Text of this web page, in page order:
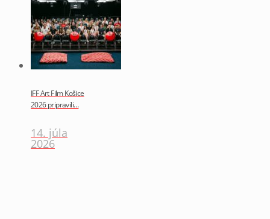
IFF Art Film Košice
2026 pripravili…
14. júla
2026